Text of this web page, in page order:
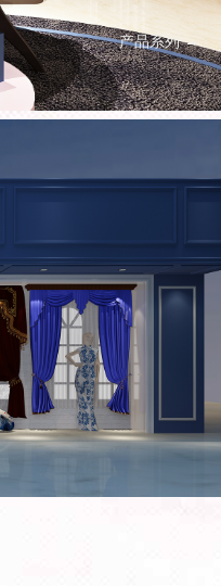
产品系列 →